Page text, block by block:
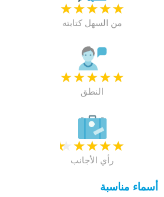
★
★
★
★
★
من السهل كتابته
★
★
★
★
★
النطق
★
★
★
★
★
رأي الأجانب
أسماء مناسبة